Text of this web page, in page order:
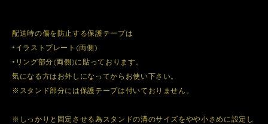
配送時の傷を防止する保護テープは
•イラストプレート(両側)
•リング部分(両側)に貼っております。
気になる方はお外しになってからお使い下さい。
※スタンド部分には保護テープは付いておりません。
※しっかりと固定させる為スタンドの溝のサイズをやや小さめに設定し